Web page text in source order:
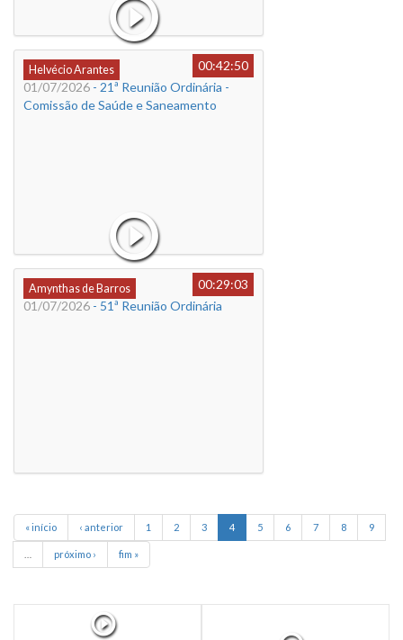
Helvécio Arantes
00:42:50
01/07/2026 - 21ª Reunião Ordinária -
Comissão de Saúde e Saneamento
Amynthas de Barros
00:29:03
01/07/2026 - 51ª Reunião Ordinária
« início ‹ anterior 1 2 3 4 5 6 7 8 9
próximo › fim »